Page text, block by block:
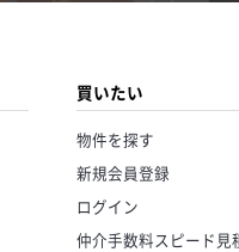
買いたい
物件を探す
新規会員登録
ログイン
仲介手数料スピード見